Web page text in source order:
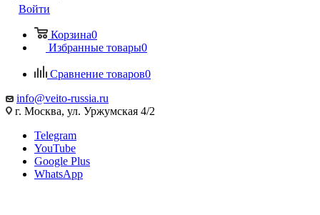
Войти
Корзина0
Избранные товары0
Сравнение товаров0
info@veito-russia.ru
г. Москва, ул. Уржумская 4/2
Telegram
YouTube
Google Plus
WhatsApp